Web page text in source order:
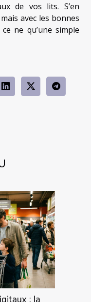
: la
de vos lits. S’en
avec les bonnes
ne qu’une simple